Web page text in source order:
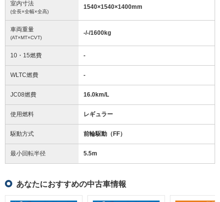
室内寸法
(全長×全幅×全高)
1540×1540×1400mm
車両重量
(AT×MT×CVT)
-/-/1600kg
10・15燃費 -
WLTC燃費 -
JC08燃費 16.0km/L
使用燃料 レギュラー
駆動方式 前輪駆動（FF）
最小回転半径 5.5m
あなたにおすすめの中古車情報